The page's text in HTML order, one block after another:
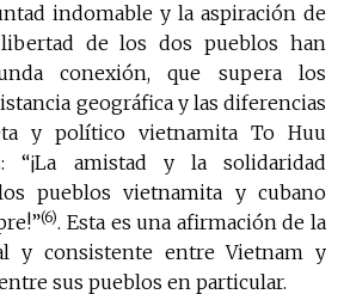
indomable y la aspiración de
de los dos pueblos han
conexión, que supera los
geográfica y las diferencias
y político vietnamita To Huu
“¡La amistad y la solidaridad
pueblos vietnamita y cubano
(6). Esta es una afirmación de la
y consistente entre Vietnam y
sus pueblos en particular.